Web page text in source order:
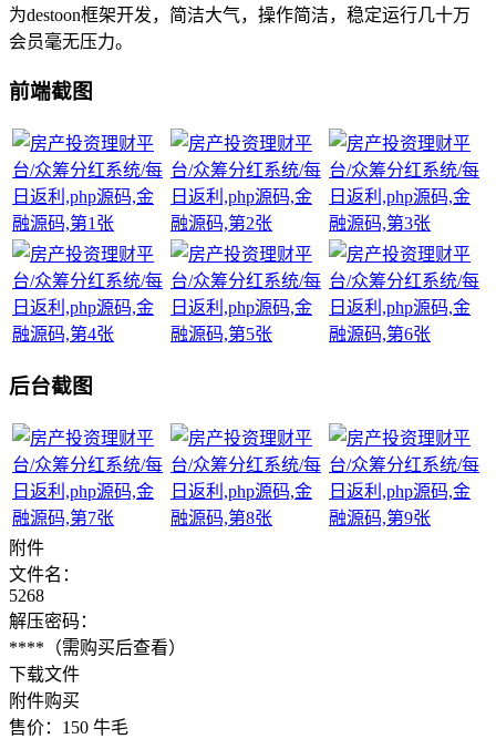
为destoon框架开发，简洁大气，操作简洁，稳定运行几十万
会员毫无压力。
前端截图
后台截图
附件
文件名：
5268
解压密码：
**** （需购买后查看）
下载文件
附件购买
售价： 150 牛毛